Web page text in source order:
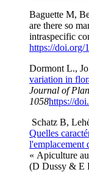
Baguette M,
are there so
intraspecific
https://doi.org/
Dormont L.,
variation in
Journal of
1058https://
Schatz B,
Quelles
l'emplacement
« Apiculture
(D Dussy & E